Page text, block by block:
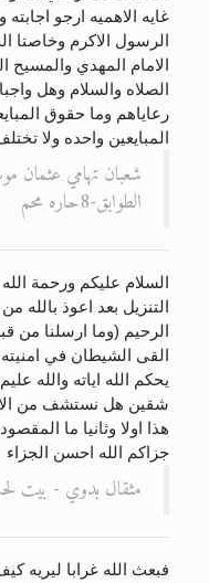
غايه الاهميه ارجو
الرسول الاكرم وخاصتا
الامام المهدي والمسيح
الصلاه والسلام وهل
رعاياهم وما حقوق
المبايعين واحده ولا
شعبان تهامي عثمان
الطوابق-8حاره محم
السلام عليكم ورحمة
التنزيل بعد اعوذ بالله
الرحيم (وما ارسلنا من
القى الشيطان في
شقين هل نستشف من
هذا اولا وثانيا ما
جزاكم الله احسن الجزاء
مثقال بدوي - بيت
فبعث الله غرابا ليريه